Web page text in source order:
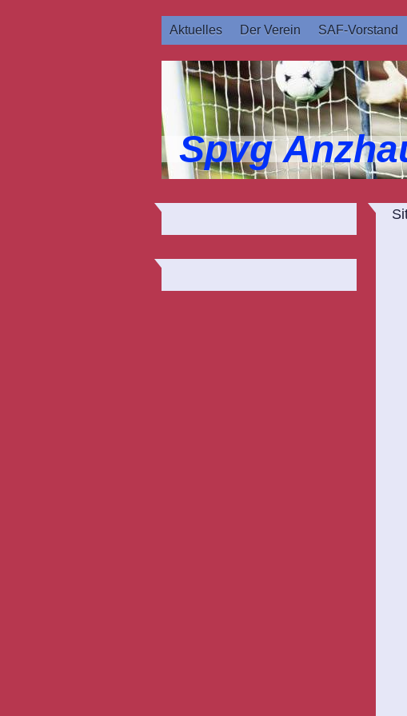
Aktuelles Der Verein SAF-Vorstand
Spvg